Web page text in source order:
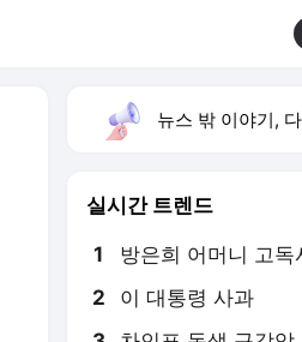
뉴스 밖 이야기, 다음
실시간 트렌드
1 방은희 어머니 고독
2 이 대통령 사과